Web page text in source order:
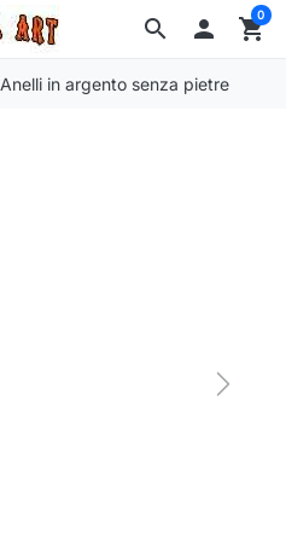
search  shopping_cart
0
Anelli in argento senza pietre
Next